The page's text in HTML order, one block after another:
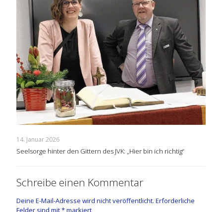
14. Januar 2026
Seelsorge hinter den Gittern des JVK: „Hier bin ich richtig“
Schreibe einen Kommentar
Deine E-Mail-Adresse wird nicht veröffentlicht. Erforderliche
Felder sind mit*markiert